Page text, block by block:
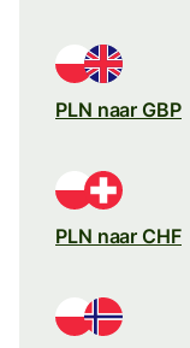
PLN naar GBP
PLN naar CHF